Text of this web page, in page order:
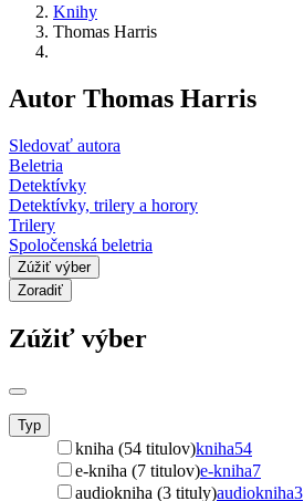
Knihy
Thomas Harris
Autor Thomas Harris
Sledovať autora
Beletria
Detektívky
Detektívky, trilery a horory
Trilery
Spoločenská beletria
Zúžiť výber
Zoradiť
Zúžiť výber
Typ
kniha (54 titulov)kniha54
e-kniha (7 titulov)e-kniha7
audiokniha (3 tituly)audiokniha3